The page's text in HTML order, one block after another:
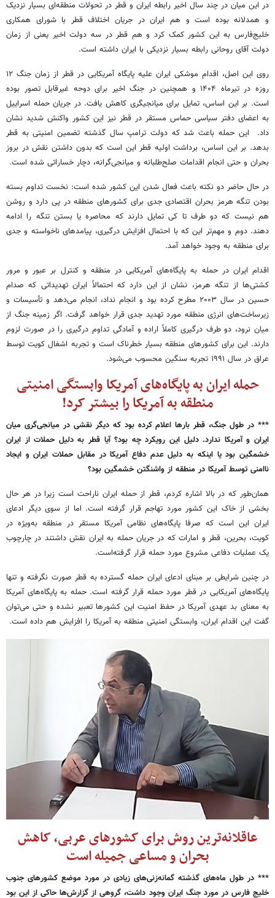
در این میان در چند سال اخیر رابطه ایران و قطر در تحولات منطقه‌ای بسیار نزدیک
و همدلانه بوده است و هم ایران در جریان اختلاف قطر با شورای همکاری
خلیج‌فارس به این کشور کمک کرد و هم قطر در سه دولت اخیر یعنی از زمان
دولت آقای روحانی رابطه بسیار نزدیکی با ایران داشته است.
روی این اصل، اقدام موشکی ایران علیه پایگاه آمریکایی در قطر از زمان جنگ ۱۲
روزه در تیرماه ۱۴۰۴ و همچنین در جنگ اخیر برای دوحه غیرقابل تصور بوده
است. بر این اساس، تمایل برای میانجیگری کاهش یافت. در جریان حمله اسراییل
به اعضای دفتر سیاسی حماس مستقر در قطر نیز این کشور واکنش شدید نشان
داد. این حمله باعث شد که دولت ترامپ سال گذشته تضمین امنیتی به قطر
بدهد. بر این اساس، برداشت اولیه قطر این است که بدون داشتن نقش در بروز
بحران و حتی انجام اقدامات صلح‌طلبانه و میانجی‌گرانه، دچار خساراتی شده است.
در حال حاضر دو نکته باعث فعال شدن این کشور شده است: نخست تداوم بسته
بودن تنگه هرمز بحران اقتصادی جدی برای کشورهای منطقه در پی دارد و روشن
هم نیست که دو طرف تا کی تمایل دارند که محاصره یا بستن تنگه را ادامه
دهند. دوم و مهم‌تر این که با احتمال افزایش درگیری، پیامدهای ناخواسته و جدی
برای منطقه به وجود خواهد آمد.
اقدام ایران در حمله به پایگاه‌های آمریکایی در منطقه و کنترل بر عبور و مرور
کشتی‌ها از تنگه هرمز، نشان از این دارد که احتمالاً ایران تهدیداتی که صدام
حسین در سال ۲۰۰۳ مطرح کرده بود و انجام نداد، انجام می‌دهد و تأسیسات و
زیرساخت‌های انرژی منطقه مورد تهدید جدی قرار خواهد گرفت. اگر زمینه جنگ از
میان نرود، دو طرف درگیری کاملاً اراده و آمادگی تداوم درگیری را در صورت لزوم
دارند. این برای کشورهای منطقه بسیار خطرناک است و تجربه اشغال کویت توسط
عراق در سال ۱۹۹۱ تجربه سنگین محسوب می‌شود.
حمله ایران به پایگاه‌های آمریکا وابستگی امنیتی
منطقه به آمریکا را بیشتر کرد!
*** در طول جنگ، قطر بارها اعلام کرده ‌بود که دیگر نقشی در میانجی‌گری میان
ایران و آمریکا ندارد. دلیل این رویکرد چه بود؟ آیا قطر به دلیل حملات از ایران
خشمگین بود یا اینکه به دلیل عدم دفاع آمریکا در مقابل حملات ایران و ایجاد
ناامنی توسط آمریکا در منطقه از واشنگتن خشمگین بود؟
همان‌طور که در بالا اشاره کردم، قطر از حمله ایران ناراحت است زیرا در هر حال
بخشی از خاک این کشور مورد تهاجم قرار گرفته است. اما از سوی دیگر ادعای
ایران این است که صرفا پایگاه‌های نظامی آمریکا مستقر در منطقه به‌ویژه در
کویت، بحرین، قطر و امارات که در جریان حمله به ایران نقش داشتند در چارچوب
یک عملیات دفاعی مشروع مورد حمله قرار گرفته‌است.
در چنین شرایطی بر مبنای ادعای ایران حمله گسترده به قطر صورت نگرفته و تنها
پایگاه‌های آمریکایی در قطر مورد حمله قرار گرفته است. حمله به پایگاه‌های آمریکا
به معنای بد عهدی آمریکا در حفظ امنیت این کشورها تعبیر نشده و حتی می‌توان
گفت این اقدام ایران، وابستگی امنیتی منطقه به آمریکا را افزایش هم داده است.
عاقلانه‌ترین روش برای کشورهای عربی، کاهش
بحران و مساعی جمیله است
*** در طول ماه‌های گذشته گمانه‌زنی‌های زیادی در مورد موضع کشورهای جنوب
خلیج فارس در مورد جنگ ایران وجود داشت، گروهی از گزارش‌ها حاکی از این بود